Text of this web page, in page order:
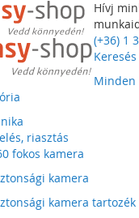
Hívj
(+36) 1
Keresés
Minden
riasztás
fokos kamera
kamera
kamera tartozék